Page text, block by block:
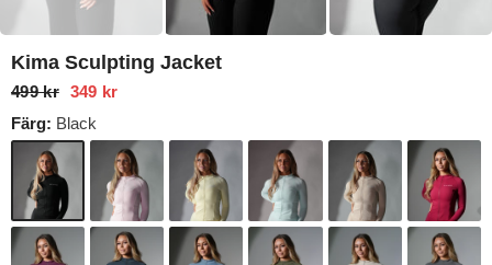
Kima Sculpting Jacket
499 kr 349 kr
Färg: Black